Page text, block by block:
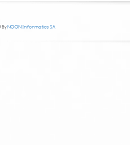
ByNOON Informatics SA